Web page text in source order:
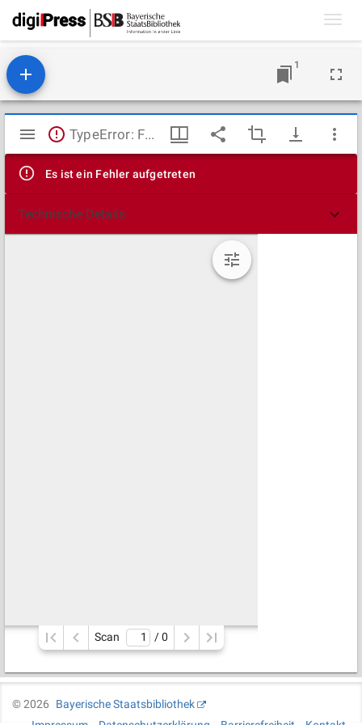
1
Mirador
Viewer
TypeError: Failed to fetch
Es ist ein Fehler aufgetreten
Technische Details
Scan / 0
©2026
Bayerische Staatsbibliothek